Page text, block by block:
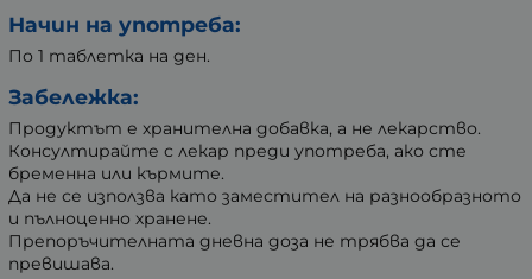
Начин на употреба:
По 1 таблетка на ден.
Забележка:
Продуктът е хранителна добавка, а не лекарство.
Консултирайте с лекар преди употреба, ако сте
бременна или кърмите.
Да не се използва като заместител на разнообразното
и пълноценно хранене.
Препоръчителната дневна доза не трябва да се
превишава.